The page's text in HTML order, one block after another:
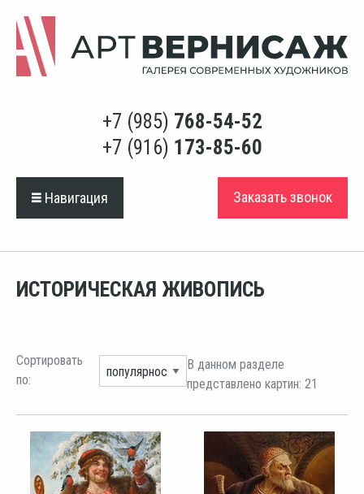
+7 (985) 768-54-52
+7 (916) 173-85-60
Навигация Заказать звонок
ИСТОРИЧЕСКАЯ ЖИВОПИСЬ
Сортировать
по:
В данном разделе
представлено картин: 21